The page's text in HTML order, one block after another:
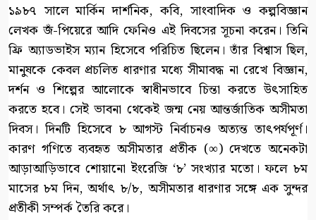
১৯৮৭ সালে মার্কিন দার্শনিক, কবি, সাংবাদিক ও কল্পবিজ্ঞান
লেখক জঁ-পিয়েরে আদি ফেনিও এই দিবসের সূচনা করেন। তিনি
ফ্রি অ্যাডভাইস ম্যান হিসেবে পরিচিত ছিলেন। তাঁর বিশ্বাস ছিল,
মানুষকে কেবল প্রচলিত ধারণার মধ্যে সীমাবদ্ধ না রেখে বিজ্ঞান,
দর্শন ও শিল্পের আলোকে স্বাধীনভাবে চিন্তা করতে উৎসাহিত
করতে হবে। সেই ভাবনা থেকেই জন্ম নেয় আন্তর্জাতিক অসীমতা
দিবস। দিনটি হিসেবে ৮ আগস্ট নির্বাচনও অত্যন্ত তাৎপর্যপূর্ণ।
কারণ গণিতে ব্যবহৃত অসীমতার প্রতীক (∞) দেখতে অনেকটা
আড়াআড়িভাবে শোয়ানো ইংরেজি ‘৮’ সংখ্যার মতো। ফলে ৮ম
মাসের ৮ম দিন, অর্থাৎ ৮/৮, অসীমতার ধারণার সঙ্গে এক সুন্দর
প্রতীকী সম্পর্ক তৈরি করে।